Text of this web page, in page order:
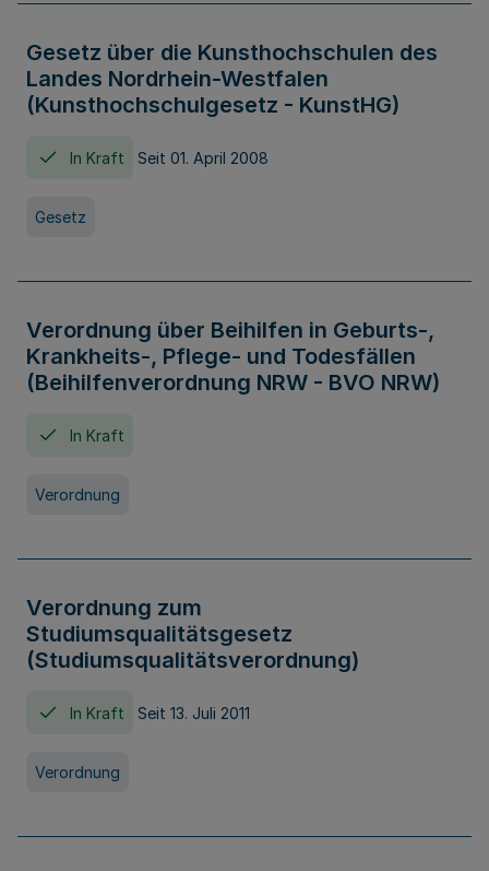
Gesetz über die Kunsthochschulen des
Landes Nordrhein-Westfalen
(Kunsthochschulgesetz - KunstHG)
In Kraft Seit 01. April 2008
Gesetz
Verordnung über Beihilfen in Geburts-,
Krankheits-, Pflege- und Todesfällen
(Beihilfenverordnung NRW - BVO NRW)
In Kraft
Verordnung
Verordnung zum
Studiumsqualitätsgesetz
(Studiumsqualitätsverordnung)
In Kraft Seit 13. Juli 2011
Verordnung